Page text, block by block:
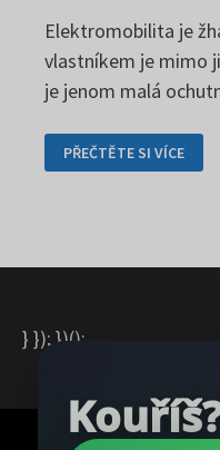
Elektromobilita je
vlastníkem je mimo
je jenom malá
ELEKTROMOBILITA
MÁ
SVÉHO
PŘEČTĚTE SI VÍCE
} }); })();
Copyright © 2026